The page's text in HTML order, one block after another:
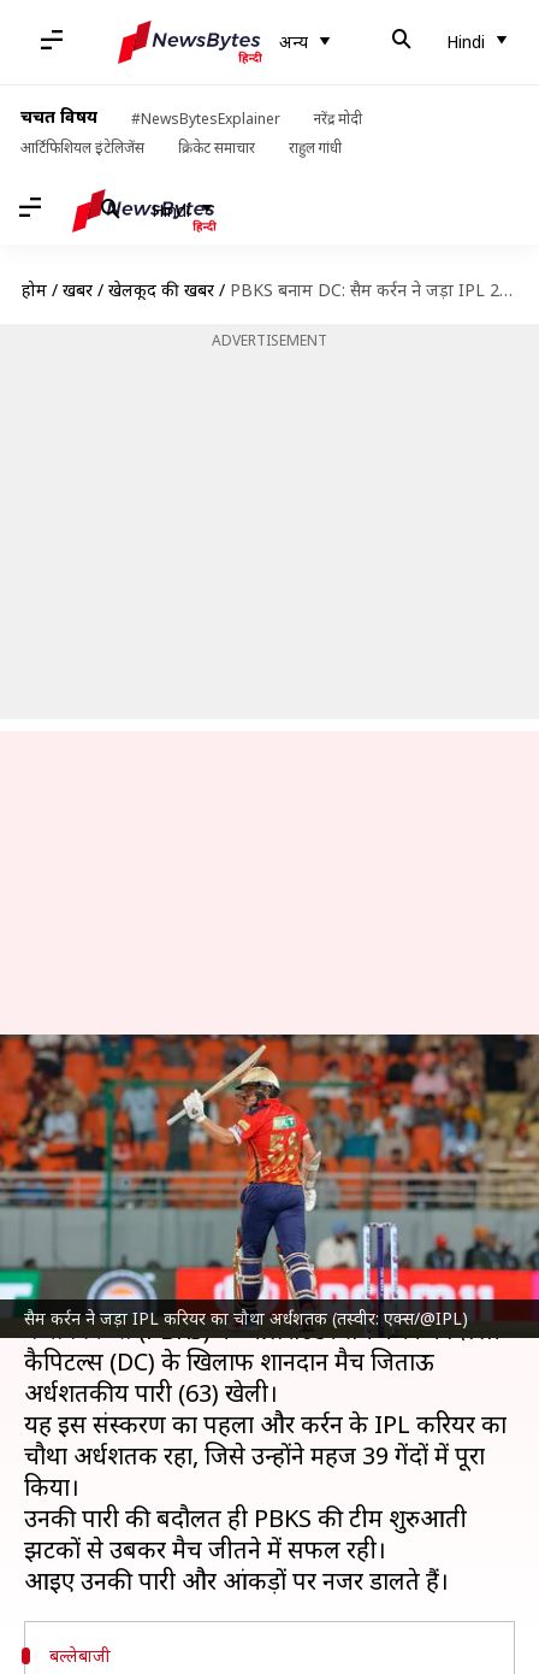
अन्य Hindi
चर्चित विषय #NewsBytesExplainer
नरेंद्र मोदी
आर्टिफिशियल इंटेलिजेंस
क्रिकेट समाचार राहुल गांधी
Hindi
होम / खबरें / खेलकूद की खबरें / PBKS बनाम DC: सैम कर्रन ने जड़ा IPL 2024 का पहला अर्धशतक, टीम को दिलाई जीत
ADVERTISEMENT
सैम कर्रन ने जड़ा IPL करियर का चौथा अर्धशतक (तस्वीर: एक्स/@IPL)
PBKS बनाम DC: सैम कर्रन ने जड़ा
IPL 2024 का पहला अर्धशतक, टीम
को दिलाई जीत
लेखन भारत शर्मा Mar 23, 2024 07:41 pm
क्या है खबर?
इंडियन प्रीमियर लीग(IPL) 2024 के दूसरे मुकाबले में
पंजाब किंग्स(PBKS) के ऑलराउंडर सैम कर्रन ने दिल्ली
कैपिटल्स (DC) के खिलाफ शानदान मैच जिताऊ
अर्धशतकीय पारी (63) खेली।
यह इस संस्करण का पहला और कर्रन के IPL करियर का
चौथा अर्धशतक रहा, जिसे उन्होंने महज 39 गेंदों में पूरा
किया।
उनकी पारी की बदौलत ही PBKS की टीम शुरुआती
झटकों से उबकर मैच जीतने में सफल रही।
बल्लेबाजी